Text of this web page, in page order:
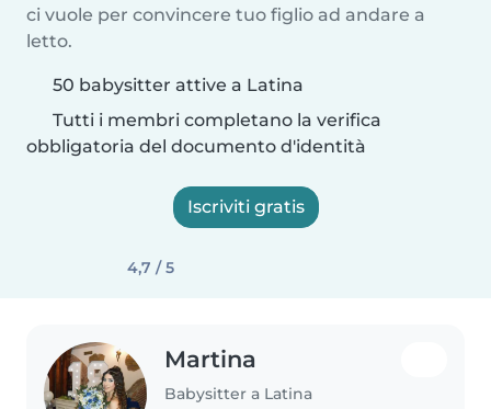
ci vuole per convincere tuo figlio ad andare a
letto.
50 babysitter attive a Latina
Tutti i membri completano la verifica
obbligatoria del documento d'identità
Iscriviti gratis
4,7 / 5
Martina
Babysitter a Latina